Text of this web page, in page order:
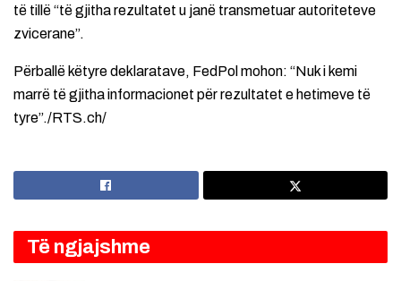
të tillë “të gjitha rezultatet u janë transmetuar autoriteteve
zvicerane”.
Përballë këtyre deklaratave, FedPol mohon: “Nuk i kemi
marrë të gjitha informacionet për rezultatet e hetimeve të
tyre”./RTS.ch/
Të ngjajshme